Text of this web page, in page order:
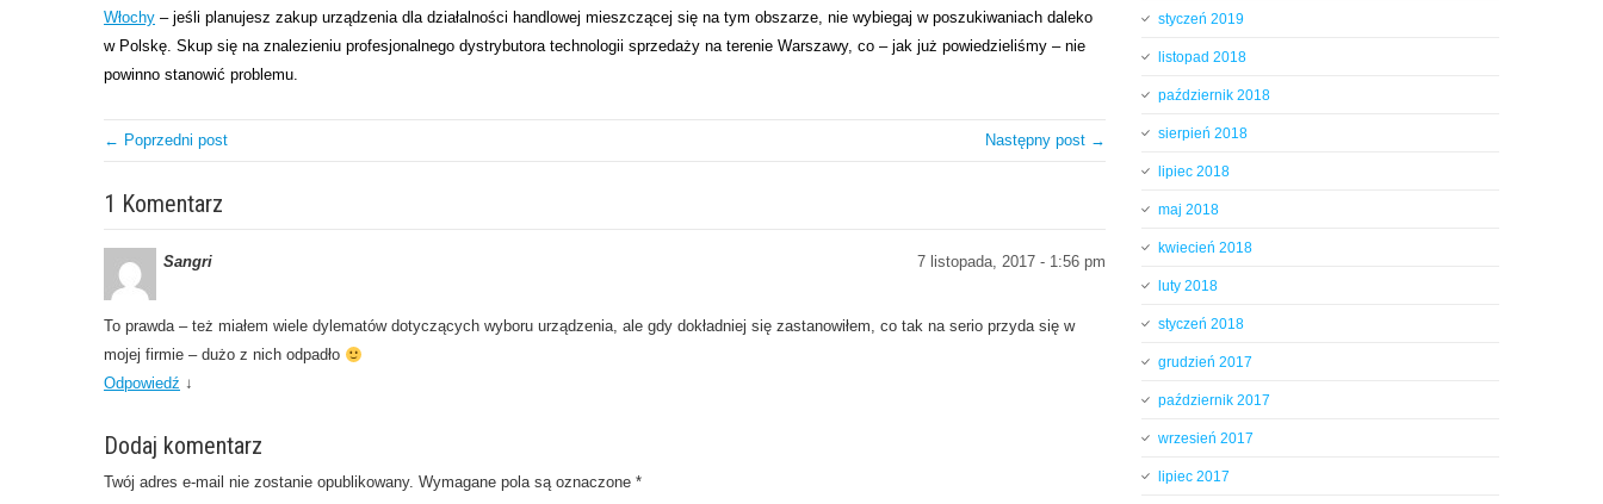
Włochy – jeśli planujesz zakup urządzenia dla działalności handlowej mieszczącej się na tym obszarze, nie wybiegaj w poszukiwaniach daleko
w Polskę. Skup się na znalezieniu profesjonalnego dystrybutora technologii sprzedaży na terenie Warszawy, co – jak już powiedzieliśmy – nie
powinno stanowić problemu.
← Poprzedni post Następny post →
1 Komentarz
Sangri 7 listopada, 2017 - 1:56 pm
To prawda – też miałem wiele dylematów dotyczących wyboru urządzenia, ale gdy dokładniej się zastanowiłem, co tak na serio przyda się w
mojej firmie – dużo z nich odpadło
Odpowiedź ↓
Dodaj komentarz
Twój adres e-mail nie zostanie opublikowany. Wymagane pola są oznaczone *
styczeń 2019
listopad 2018
październik 2018
sierpień 2018
lipiec 2018
maj 2018
kwiecień 2018
luty 2018
styczeń 2018
grudzień 2017
październik 2017
wrzesień 2017
lipiec 2017